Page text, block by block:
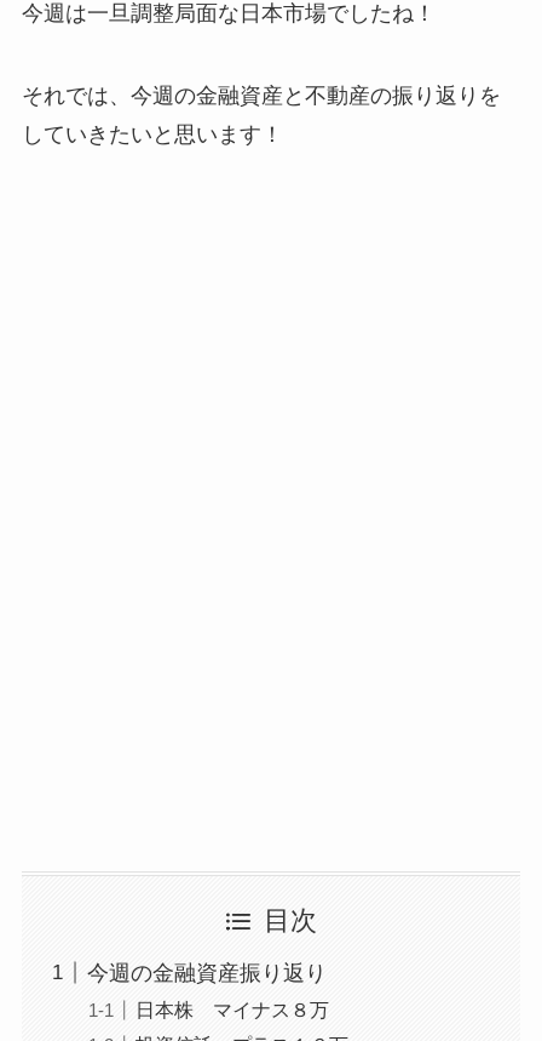
今週は一旦調整局面な日本市場でしたね！
それでは、今週の金融資産と不動産の振り返りを
していきたいと思います！
目次
今週の金融資産振り返り
日本株 マイナス８万